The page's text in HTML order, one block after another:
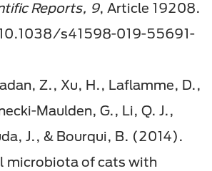
Reports, 9, Article 19208.
s41598-019-55691-
Z., Xu, H., Laflamme, D.,
Maulden, G., Li, Q. J.,
J., & Bourqui, B. (2014).
microbiota of cats with